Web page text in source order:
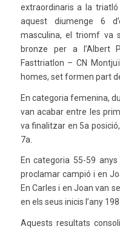
extraordinaris a la
aquest diumenge 6
masculina, el triomf va
bronze per a l’Albert
Fasttriatlon – CN
homes, set formen part
En categoria femenina,
van acabar entre les
va finalitzar en 5a
7a.
En categoria 55-59
proclamar campió i en
En Carles i en Joan van
en els seus inicis l’any
Aquests resultats